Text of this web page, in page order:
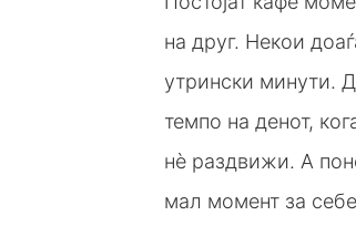
на друг. Некои
утрински минути.
темпо на денот,
нè раздвижи. А
мал момент за